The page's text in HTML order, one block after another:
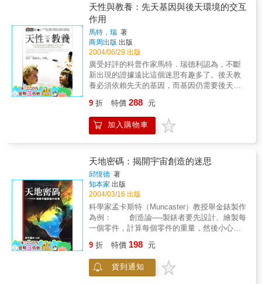
種細節與面貌。‧「休息一下」單元以一般人較
為熟悉的例子，來輔助內容說明。‧每單元後，
都有一個「特別演說」，以草履蟲、青蛙等的
觀點，向讀者傳達一些有趣的觀念。
天性與教養：先天基因與後天環境的交互
作用
馬特．瑞 著
商周出版 出版
2004/06/29 出版
廣受好評的科普作家馬特．瑞德利認為，不斷
新出現的證據遠比這個迷思有趣多了。後天教
養必須依賴先天的基因，而基因仍需要後天的
的工程師，它也會吸收發展中的經驗，對社會
線索作反應，甚至參與記憶的過程。基因對人
類心智而言，是原因也是結果。在發現DNA雙
年來先天論與後天論者的爭執，解釋人類為何
可以同時擁有自由意志，又能受本能及文化的
驅動。對於基因如何建造大腦來吸收經驗，
《天性與教養》中有最新的精采論述。
9 折 特價 288 元
加入購物車
天地密碼：揭開宇宙創造的迷思
邱恆德 著
知本家 出版
2004/03/16 出版
科學家孟卡斯特（Muncaster）教授舉金錶製作
為例： 創造論──製錶者要先設計、繪製每
一個零件，計算每個零件的重量，然後小心製
成。 進化論──幾十億年前，地球有些地方
的環境，剛好適合製造金錶的零件，適合形成
金塊、石英及鐵。經過無數年，金屬被火山熱
9 折 特價 198 元
貨到通知